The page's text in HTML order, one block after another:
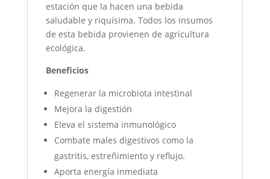
estación que la hacen una bebida
saludable y riquísima. Todos los insumos
de esta bebida provienen de agricultura
ecológica.
Beneficios
Regenerar la microbiota intestinal
Mejora la digestión
Eleva el sistema inmunológico
Combate males digestivos como la
gastritis, estreñimiento y reflujo.
Aporta energía inmediata